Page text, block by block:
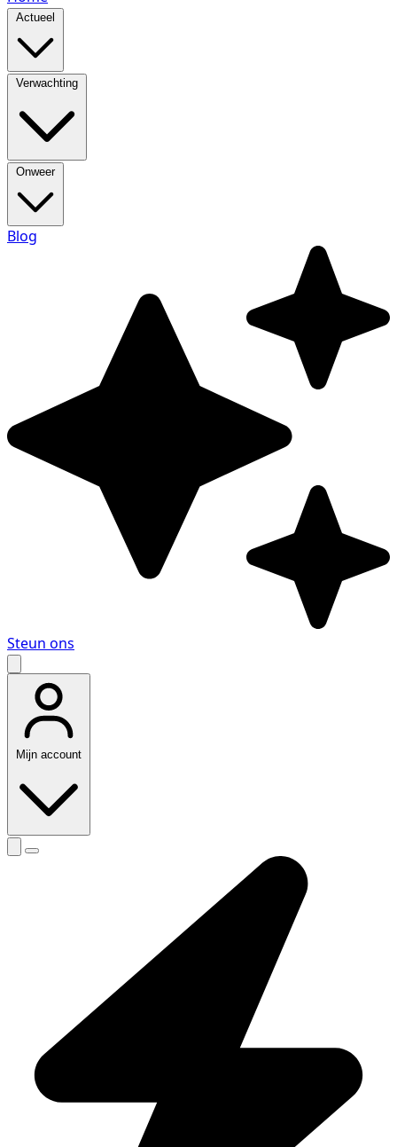
Actueel
Verwachting
Onweer
Blog
Steun ons
Mijn account